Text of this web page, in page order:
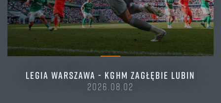
LEGIA WARSZAWA - KGHM ZAGŁĘBIE LUBIN
2026.08.02